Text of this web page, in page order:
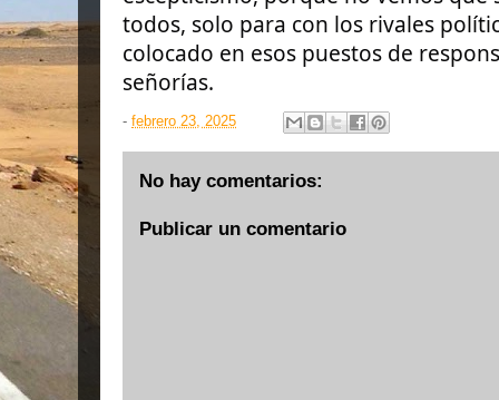
todos, solo para con los rivales
colocado en esos puestos de
señorías.
- febrero 23, 2025
No hay comentarios:
Publicar un comentario